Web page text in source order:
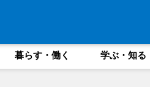
暮らす・働く 学ぶ・知る